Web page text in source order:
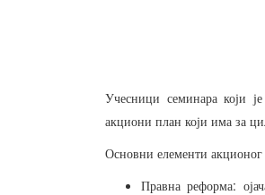
Учесници семинара који је
акциони план који има за
Основни елементи акционог
Правна реформа: